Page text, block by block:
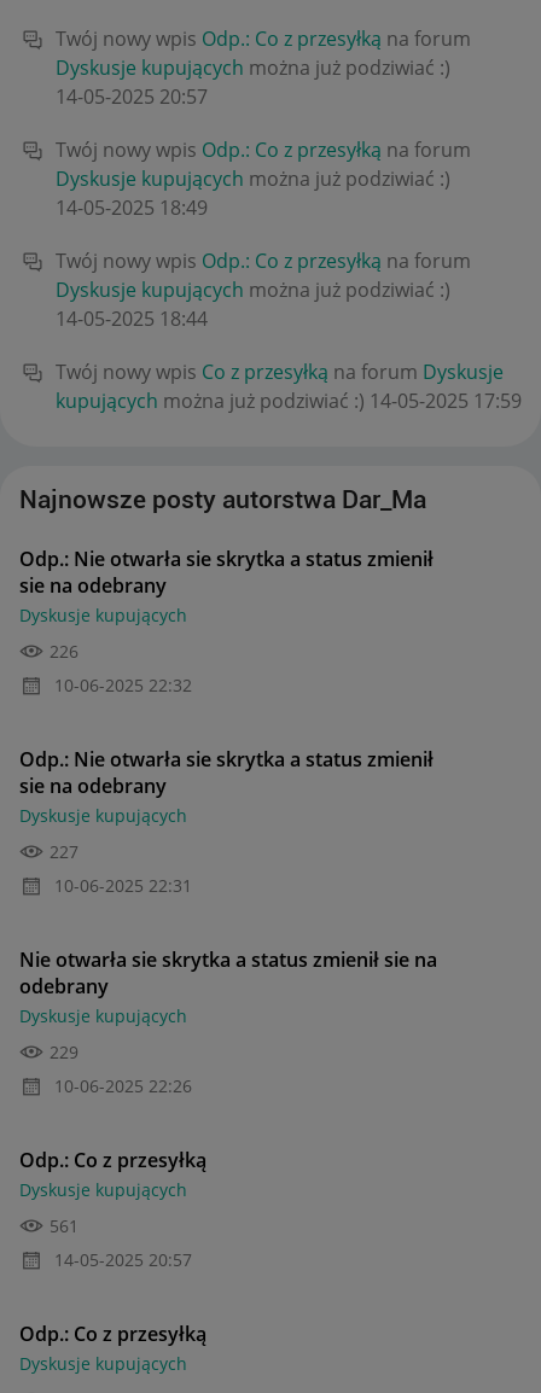
Twój nowy wpis Odp.: Co z przesyłką na forum
Dyskusje kupujących można już podziwiać :)
‎14-05-2025 20:57
Twój nowy wpis Odp.: Co z przesyłką na forum
Dyskusje kupujących można już podziwiać :)
‎14-05-2025 18:49
Twój nowy wpis Odp.: Co z przesyłką na forum
Dyskusje kupujących można już podziwiać :)
‎14-05-2025 18:44
Twój nowy wpis Co z przesyłką na forum Dyskusje
kupujących można już podziwiać :) ‎14-05-2025 17:59
Najnowsze posty autorstwa Dar_Ma
Odp.: Nie otwarła sie skrytka a status zmienił
sie na odebrany
Dyskusje kupujących
226
‎10-06-2025 22:32
Odp.: Nie otwarła sie skrytka a status zmienił
sie na odebrany
Dyskusje kupujących
227
‎10-06-2025 22:31
Nie otwarła sie skrytka a status zmienił sie na
odebrany
Dyskusje kupujących
229
‎10-06-2025 22:26
Odp.: Co z przesyłką
Dyskusje kupujących
561
‎14-05-2025 20:57
Odp.: Co z przesyłką
Dyskusje kupujących